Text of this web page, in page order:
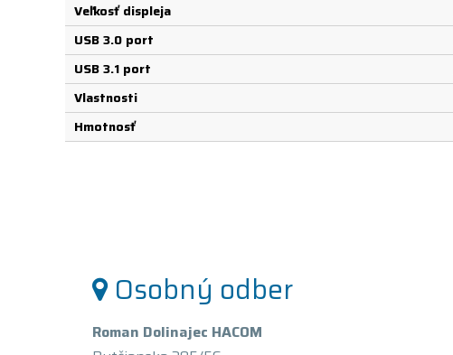
Veľkosť displeja
USB 3.0 port
USB 3.1 port
Vlastnosti
Hmotnosť
Osobný odber
Roman Dolinajec HACOM